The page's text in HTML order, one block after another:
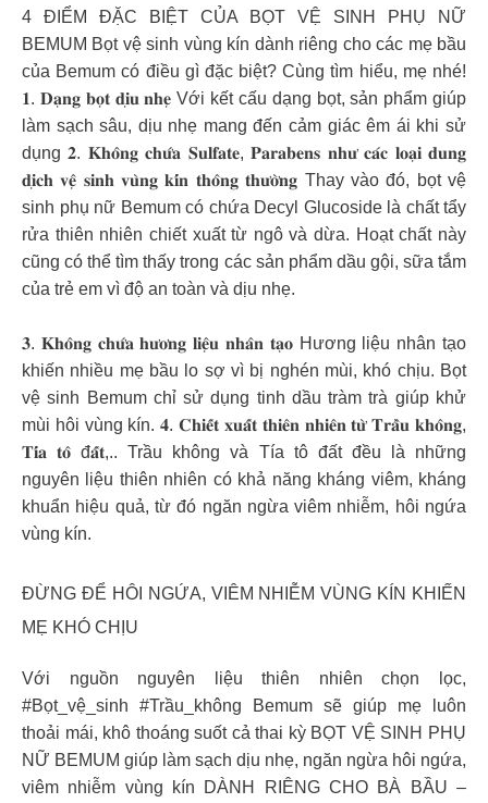
4 ĐIỂM ĐẶC BIỆT CỦA BỌT VỆ SINH PHỤ NỮ
BEMUM Bọt vệ sinh vùng kín dành riêng cho các mẹ bầu
của Bemum có điều gì đặc biệt? Cùng tìm hiểu, mẹ nhé!
𝟏. 𝐃𝐚̣𝐧𝐠 𝐛𝐨̣𝐭 𝐝𝐢̣𝐮 𝐧𝐡𝐞̣ Với kết cấu dạng bọt, sản phẩm giúp
làm sạch sâu, dịu nhẹ mang đến cảm giác êm ái khi sử
dụng 𝟐. 𝐊𝐡𝐨̂𝐧𝐠 𝐜𝐡𝐮̛́𝐚 𝐒𝐮𝐥𝐟𝐚𝐭𝐞, 𝐏𝐚𝐫𝐚𝐛𝐞𝐧𝐬 𝐧𝐡𝐮̛ 𝐜𝐚́𝐜 𝐥𝐨𝐚̣𝐢 𝐝𝐮𝐧𝐠
𝐝𝐢̣𝐜𝐡 𝐯𝐞̣̂ 𝐬𝐢𝐧𝐡 𝐯𝐮̀𝐧𝐠 𝐤𝐢́𝐧 𝐭𝐡𝐨̂𝐧𝐠 𝐭𝐡𝐮̛𝐨̛̀𝐧𝐠 Thay vào đó, bọt vệ
sinh phụ nữ Bemum có chứa Decyl Glucoside là chất tẩy
rửa thiên nhiên chiết xuất từ ngô và dừa. Hoạt chất này
cũng có thể tìm thấy trong các sản phẩm dầu gội, sữa tắm
của trẻ em vì độ an toàn và dịu nhẹ.
𝟑. 𝐊𝐡𝐨̂𝐧𝐠 𝐜𝐡𝐮̛́𝐚 𝐡𝐮̛𝐨̛𝐧𝐠 𝐥𝐢𝐞̣̂𝐮 𝐧𝐡𝐚̂𝐧 𝐭𝐚̣𝐨 Hương liệu nhân tạo
khiến nhiều mẹ bầu lo sợ vì bị nghén mùi, khó chịu. Bọt
vệ sinh Bemum chỉ sử dụng tinh dầu tràm trà giúp khử
mùi hôi vùng kín. 𝟒. 𝐂𝐡𝐢𝐞̂́𝐭 𝐱𝐮𝐚̂́𝐭 𝐭𝐡𝐢𝐞̂𝐧 𝐧𝐡𝐢𝐞̂𝐧 𝐭𝐮̛̀ 𝐓𝐫𝐚̂̀𝐮 𝐤𝐡𝐨̂𝐧𝐠,
𝐓𝐢́𝐚 𝐭𝐨̂ đ𝐚̂́𝐭,.. Trầu không và Tía tô đất đều là những
nguyên liệu thiên nhiên có khả năng kháng viêm, kháng
khuẩn hiệu quả, từ đó ngăn ngừa viêm nhiễm, hôi ngứa
vùng kín.
ĐỪNG ĐỂ HÔI NGỨA, VIÊM NHIỄM VÙNG KÍN KHIẾN
MẸ KHÓ CHỊU
Với nguồn nguyên liệu thiên nhiên chọn lọc,
#Bọt_vệ_sinh #Trầu_không Bemum sẽ giúp mẹ luôn
thoải mái, khô thoáng suốt cả thai kỳ BỌT VỆ SINH PHỤ
NỮ BEMUM giúp làm sạch dịu nhẹ, ngăn ngừa hôi ngứa,
viêm nhiễm vùng kín DÀNH RIÊNG CHO BÀ BẦU –